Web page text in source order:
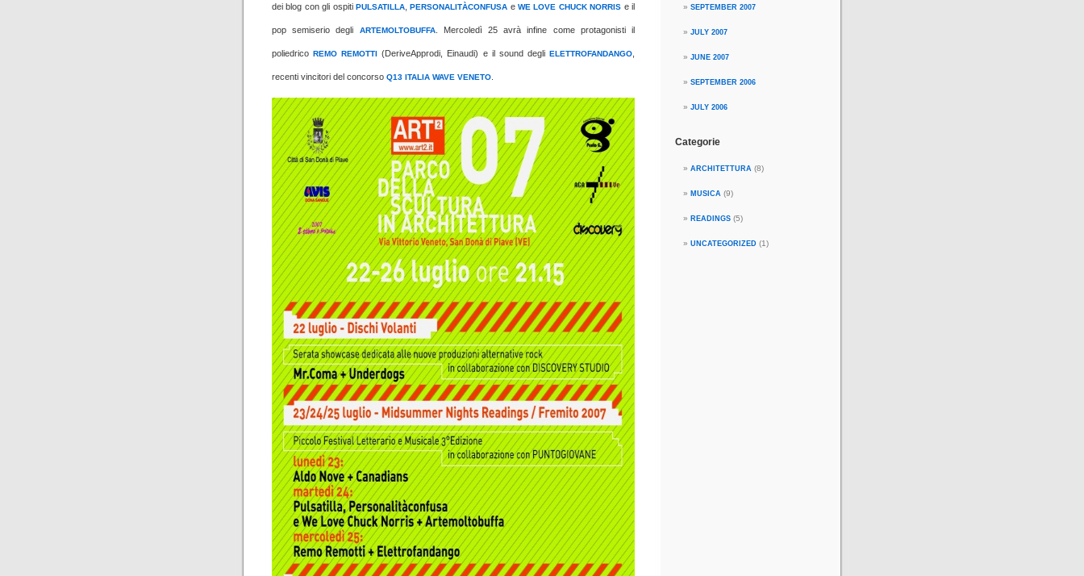
dei blog con gli ospiti PULSATILLA,PERSONALITÀCONFUSA eWE LOVE CHUCK NORRIS e il
pop semiserio degli ARTEMOLTOBUFFA. Mercoledì 25 avrà infine come protagonisti il
poliedricoREMO REMOTTI (DeriveApprodi, Einaudi) e il sound degliELETTROFANDANGO
recenti vincitori del concorso Q13 ITALIA WAVE VENETO
SEPTEMBER 2007
JULY 2007
JUNE 2007
SEPTEMBER 2006
JULY 2006
Categorie
ARCHITETTURA (8)
MUSICA (9)
READINGS (5)
UNCATEGORIZED (1)